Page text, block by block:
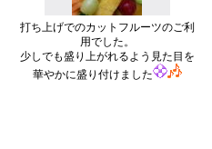
打ち上げでのカットフルーツのご利
用でした。
少しでも盛り上がれるよう見た目を
華やかに盛り付けました